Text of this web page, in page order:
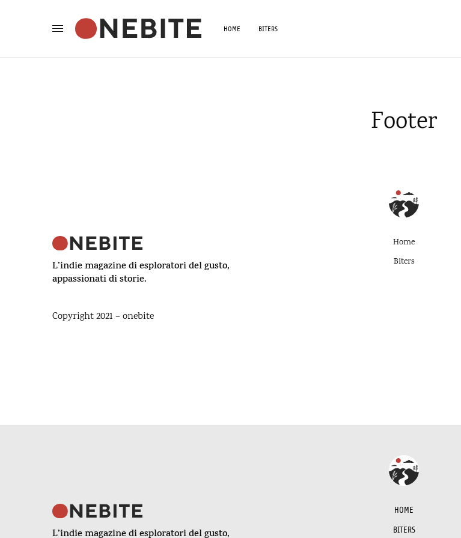
HOME BITERS
Footer
L’indie magazine di esploratori del gusto,
appassionati di storie.
Home
Biters
Copyright 2021 – onebite
L’indie magazine di esploratori del gusto,
HOME
BITERS